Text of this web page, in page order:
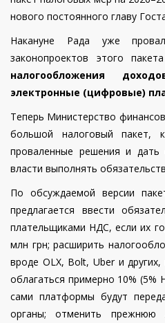
нового постоянного главу
Накануне Рада уже
законопроектов этого
налогообложения
электронные (цифровые)
Теперь Министерство
большой налоговый пакет,
проваленные решения и
власти выполнять
По обсуждаемой версии
предлагается ввести
плательщиками НДС, если их
млн грн; расширить
вроде OLX, Bolt, Uber и
облагаться примерно 10%
сами платформы будут
органы; отменить прежнюю